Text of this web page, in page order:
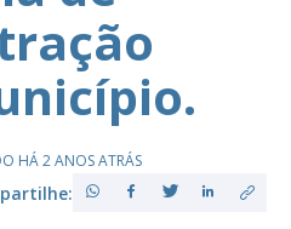
HÁ 2 ANOS ATRÁS